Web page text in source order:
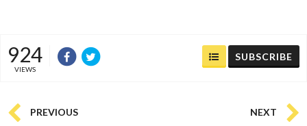
924
VIEWS
SUBSCRIBE
PREVIOUS NEXT